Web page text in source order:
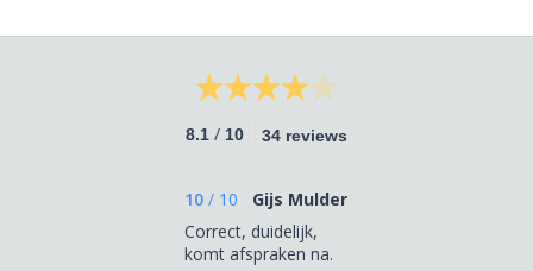
8.1 / 10 34 reviews
10 / 10
Gijs Mulder
Correct, duidelijk,
komt afspraken na.